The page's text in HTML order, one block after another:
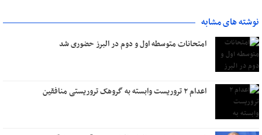
نوشته های مشابه
امتحانات متوسطه اول و دوم در البرز حضوری شد
اعدام ۲ تروریست وابسته به گروهک تروریستی منافقین